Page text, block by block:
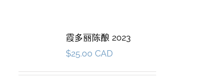
霞多丽陈酿 2023
$25.00 CAD